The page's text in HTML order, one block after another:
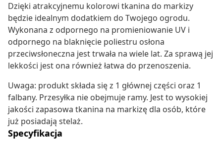
Dzięki atrakcyjnemu kolorowi tkanina do markizy
będzie idealnym dodatkiem do Twojego ogrodu.
Wykonana z odpornego na promieniowanie UV i
odpornego na blaknięcie poliestru osłona
przeciwsłoneczna jest trwała na wiele lat. Za sprawą jej
lekkości jest ona również łatwa do przenoszenia.
Uwaga: produkt składa się z 1 głównej części oraz 1
falbany. Przesyłka nie obejmuje ramy. Jest to wysokiej
jakości zapasowa tkanina na markizę dla osób, które
już posiadają stelaż.
Specyfikacja